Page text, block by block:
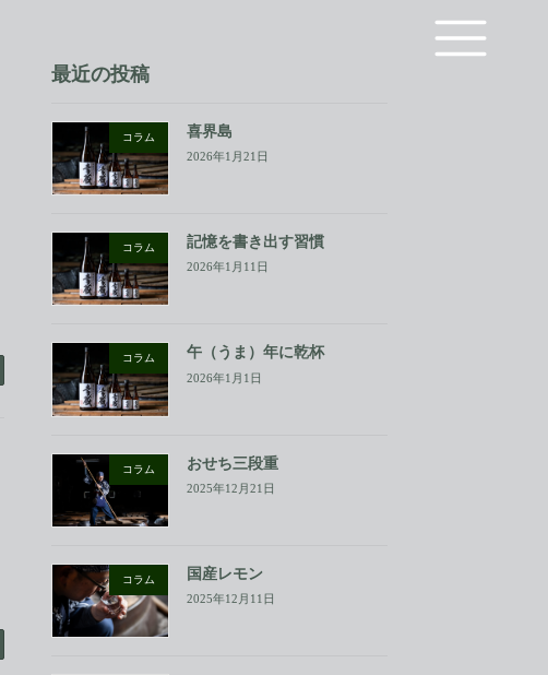
最近の投稿
コラム 喜界島
2026年1月21日
コラム 記憶を書き出す習慣
2026年1月11日
コラム 午（うま）年に乾杯
2026年1月1日
コラム おせち三段重
2025年12月21日
コラム 国産レモン
2025年12月11日